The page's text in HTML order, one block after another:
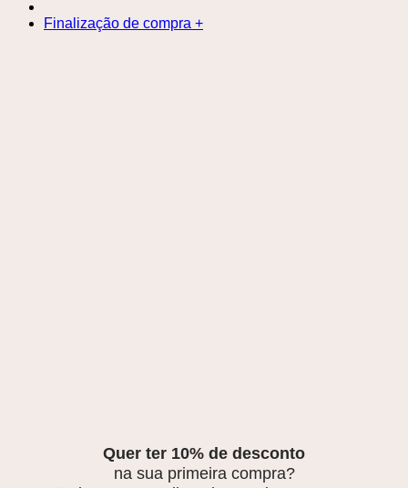
Finalização de compra +
Quer ter 10% de desconto
na sua primeira compra?